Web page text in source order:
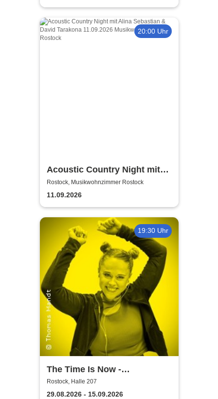
20:00 Uhr
Acoustic Country Night mit
Alina Sebastian & David
Tarakona | Musikwohnzimmer
Rostock
Rostock, Musikwohnzimmer Rostock
11.09.2026
19:30 Uhr
The Time Is Now -
Volkstheater Rostock
Rostock, Halle 207
29.08.2026 - 15.09.2026